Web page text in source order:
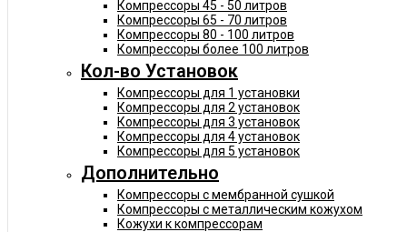
Компрессоры 45 - 50 литров
Компрессоры 65 - 70 литров
Компрессоры 80 - 100 литров
Компрессоры более 100 литров
Кол-во Установок
Компрессоры для 1 установки
Компрессоры для 2 установок
Компрессоры для 3 установок
Компрессоры для 4 установок
Компрессоры для 5 установок
Дополнительно
Компрессоры с мембранной сушкой
Компрессоры с металлическим кожухом
Кожухи к компрессорам